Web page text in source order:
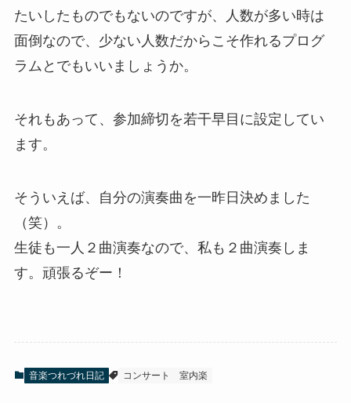
たいしたものでもないのですが、人数が多い時は
面倒なので、少ない人数だからこそ作れるプログ
ラムとでもいいましょうか。
それもあって、参加締切を若干早目に設定してい
ます。
そういえば、自分の演奏曲を一昨日決めました
（笑）。
生徒も一人２曲演奏なので、私も２曲演奏しま
す。頑張るぞー！
音楽つれづれ日記 コンサート 室内楽